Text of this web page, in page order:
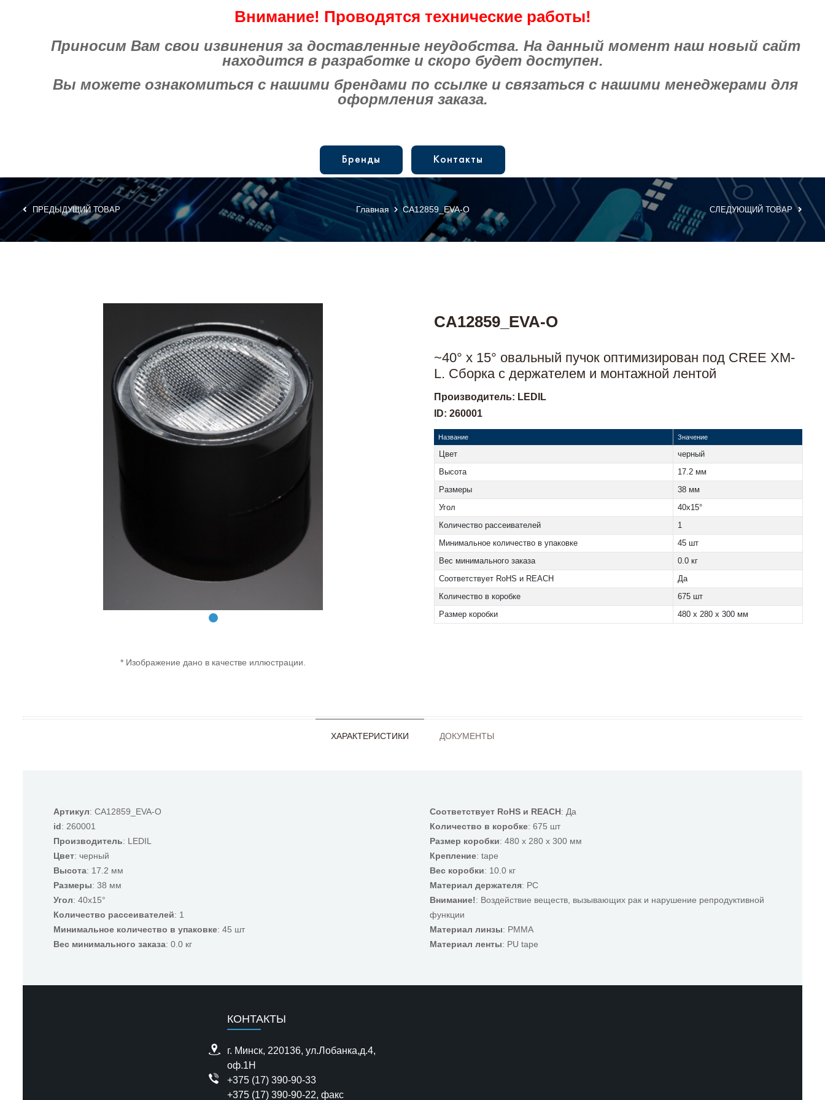
Внимание! Проводятся технические работы!
Приносим Вам свои извинения за доставленные неудобства. На данный момент наш новый сайт
находится в разработке и скоро будет доступен.
Вы можете ознакомиться с нашими брендами по ссылке и связаться с нашими менеджерами для
оформления заказа.
Бренды Контакты
ПРЕДЫДУЩИЙ ТОВАР СЛЕДУЮЩИЙ ТОВАР
Главная CA12859_EVA-O
* Изображение дано в качестве иллюстрации.
CA12859_EVA-O
~40° x 15° овальный пучок оптимизирован под CREE XM-
L. Сборка с держателем и монтажной лентой
Производитель: LEDIL
ID: 260001
Название Значение
Цвет
черный
Высота
17.2 мм
Размеры
38 мм
Угол
40x15°
Количество рассеивателей
1
Минимальное количество в упаковке
45 шт
Вес минимального заказа
0.0 кг
Соответствует RoHS и REACH
Да
Количество в коробке
675 шт
Размер коробки
480 x 280 x 300 мм
ХАРАКТЕРИСТИКИ ДОКУМЕНТЫ
Артикул: CA12859_EVA-O
id: 260001
Производитель: LEDIL
Цвет: черный
Высота: 17.2 мм
Размеры: 38 мм
Угол: 40x15°
Количество рассеивателей: 1
Минимальное количество в упаковке: 45 шт
Вес минимального заказа: 0.0 кг
Соответствует RoHS и REACH: Да
Количество в коробке: 675 шт
Размер коробки: 480 x 280 x 300 мм
Крепление: tape
Вес коробки: 10.0 кг
Материал держателя: PC
Внимание!: Воздействие веществ, вызывающих рак и нарушение репродуктивной
функции
Материал линзы: PMMA
Материал ленты: PU tape
КОНТАКТЫ
г. Минск, 220136, ул.Лобанка,д.4,
оф.1H
+375 (17) 390-90-33
+375 (17) 390-90-22, факс